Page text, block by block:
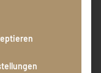
alles
Mama